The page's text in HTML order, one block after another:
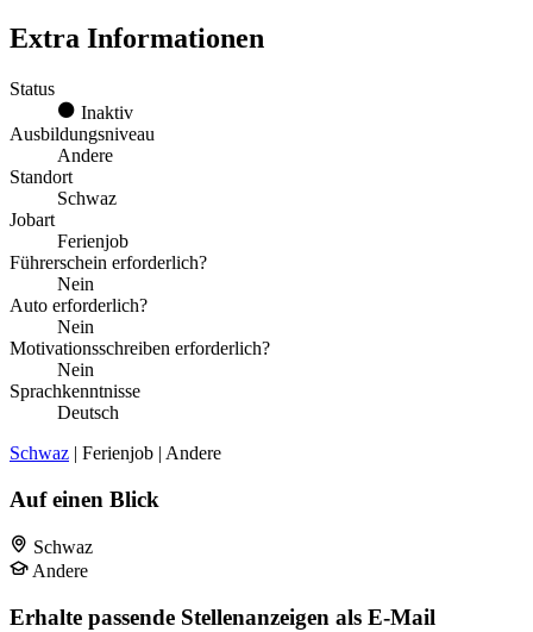
Extra Informationen
Status
Inaktiv
Ausbildungsniveau
Andere
Standort
Schwaz
Jobart
Ferienjob
Führerschein erforderlich?
Nein
Auto erforderlich?
Nein
Motivationsschreiben erforderlich?
Nein
Sprachkenntnisse
Deutsch
Schwaz | Ferienjob | Andere
Auf einen Blick
Schwaz
Andere
Erhalte passende Stellenanzeigen als E-Mail